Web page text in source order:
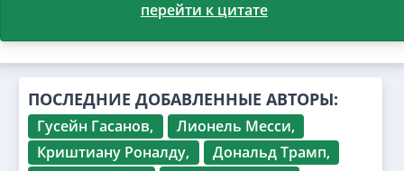
перейти к цитате
ПОСЛЕДНИЕ ДОБАВЛЕННЫЕ АВТОРЫ:
Гусейн Гасанов,
Лионель Месси,
Криштиану Роналду,
Дональд Трамп,